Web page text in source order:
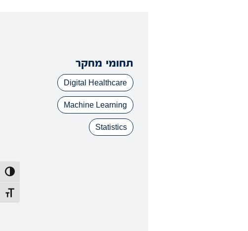
מתג
תחומי מחקר
Digital Healthcare
Machine Learning
Statistics